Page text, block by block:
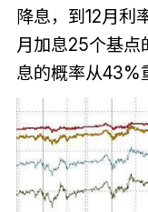
降息，到12月利
月加息25个基
息的概率从43%